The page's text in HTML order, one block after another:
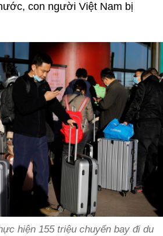
con người Việt Nam bị
hiện 155 triệu chuyến bay đi du